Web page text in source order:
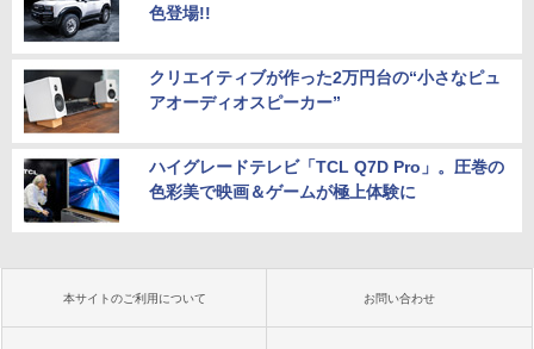
色登場!!
クリエイティブが作った2万円台の“小さなピュ
アオーディオスピーカー”
ハイグレードテレビ「TCL Q7D Pro」。圧巻の
色彩美で映画＆ゲームが極上体験に
本サイトのご利用について お問い合わせ